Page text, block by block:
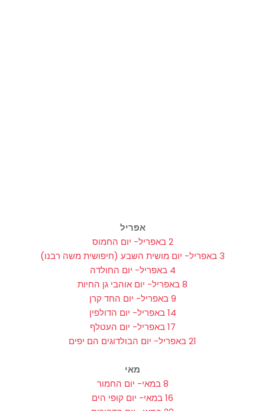
אפריל
2 באפריל- יום החמוס
3 באפריל- יום מושית השבע (חיפושית משה רבנו)
4 באפריל- יום החולדה
8 באפריל- יום אוהבי גן החיות
9 באפריל- יום החד קרן
14 באפריל- יום הדולפין
17 באפריל- יום העטלף
21 באפריל- יום הבולדוגים הם יפים
מאי
8 במאי- יום החמור
16 במאי- יום קופי הים